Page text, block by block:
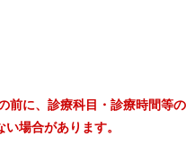
前に、診療科目・診療時間
場合があります。